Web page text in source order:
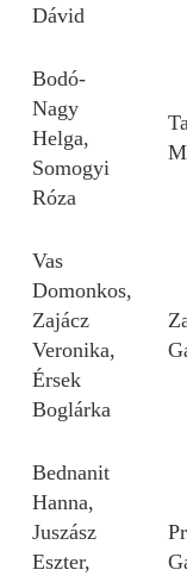
Dávid
Bodó-
Nagy
Helga,
Somogyi
Róza
Vas
Domonkos,
Zajácz
Veronika,
Érsek
Boglárka
Bednanit
Hanna,
Juszász
Eszter,